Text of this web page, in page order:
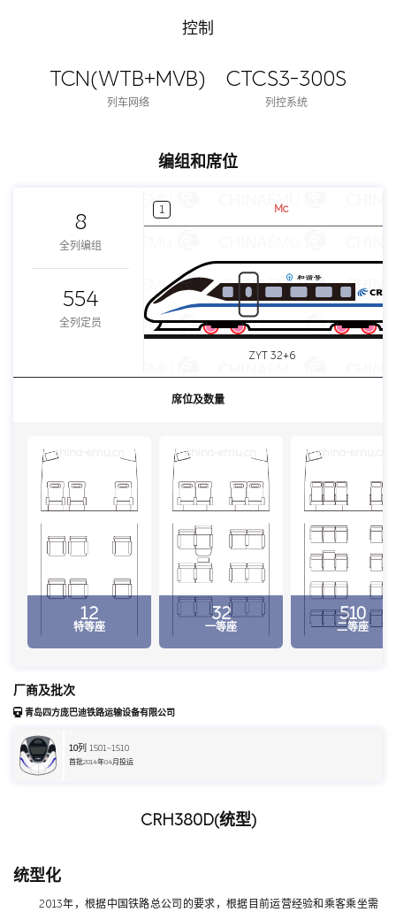
控制
TCN(WTB+MVB)
列车网络
CTCS3-300S
列控系统
编组和席位
8
全列编组
554
全列定员
1 Mc
ZYT 32+6
席位及数量
12
特等座
china-emu.cn
32
一等座
china-emu.cn
510
二等座
china-emu.cn
厂商及批次
青岛四方庞巴迪铁路运输设备有限公司
10列 1501~1510
首批2014年04月投运
CRH380D(统型)
统型化
2013年，根据中国铁路总公司的要求，根据目前运营经验和乘客乘坐需